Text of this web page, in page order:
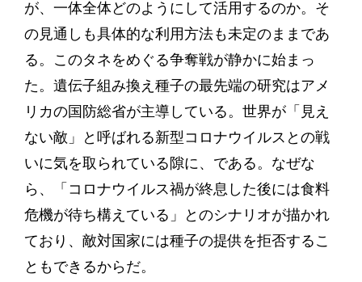
が、一体全体どのようにして活用するのか。そ
の見通しも具体的な利用方法も未定のままであ
る。このタネをめぐる争奪戦が静かに始まっ
た。遺伝子組み換え種子の最先端の研究はアメ
リカの国防総省が主導している。世界が「見え
ない敵」と呼ばれる新型コロナウイルスとの戦
いに気を取られている隙に、である。なぜな
ら、「コロナウイルス禍が終息した後には食料
危機が待ち構えている」とのシナリオが描かれ
ており、敵対国家には種子の提供を拒否するこ
ともできるからだ。